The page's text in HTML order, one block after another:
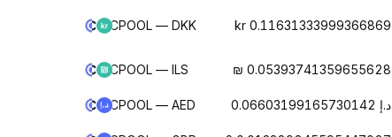
CPOOL — DKK kr 0.11631333999366869
CPOOL — ILS ₪ 0.05393741359655628
CPOOL — AED د.إ 0.06603199165730142